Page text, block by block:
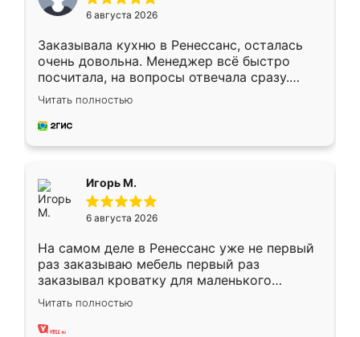
6 августа 2026
Заказывала кухню в Ренессанс, осталась
очень довольна. Менеджер всё быстро
посчитала, на вопросы отвечала сразу.
Замерщик приехал в субботу, подошёл к
делу со всей ответственностью. Собрали
за день, ребята работали аккуратно, даже
Читать полностью
Игорь М.
6 августа 2026
На самом деле в Ренессанс уже не первый
раз заказываю мебель первый раз
заказывал кроватку для маленького
ребёнка при его рождении ,во второй раз
заказал шкаф-купе. По качеству очень
хорошее сборка достаточно быстрая,
Читать полностью